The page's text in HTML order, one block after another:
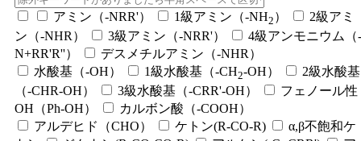
アミン（-NRR'） 1級アミン（-NH2 ）
2級アミ
ン（-NHR）
3級アミン（-NRR'）
4級アンモニウム（-
N+RR'R''）
デスメチルアミン（-NHR）
水酸基（-OH）
1級水酸基（-CH2-OH）
2級水酸基
（-CHR-OH）
3級水酸基（-CRR'-OH）
フェノール性
OH（Ph-OH）
カルボン酸（-COOH）
アルデヒド（CHO）
ケトン(R-CO-R)
α,β不飽和ケ